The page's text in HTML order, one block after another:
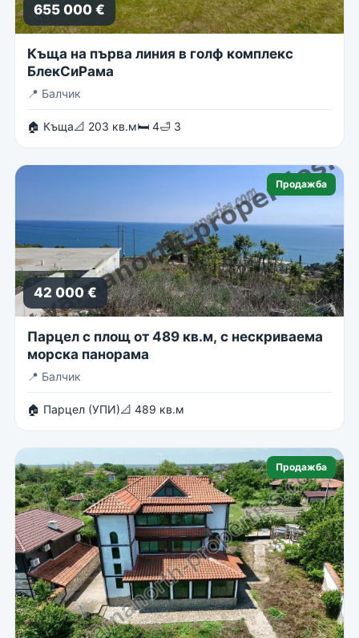
655 000 €
Къща на първа линия в голф комплекс
БлекСиРама
📍 Балчик
🏠 Къща📐 203 кв.м🛏 4🛁 3
Продажба
42 000 €
Парцел с площ от 489 кв.м, с нескриваема
морска панорама
📍 Балчик
🏠 Парцел (УПИ)📐 489 кв.м
Продажба